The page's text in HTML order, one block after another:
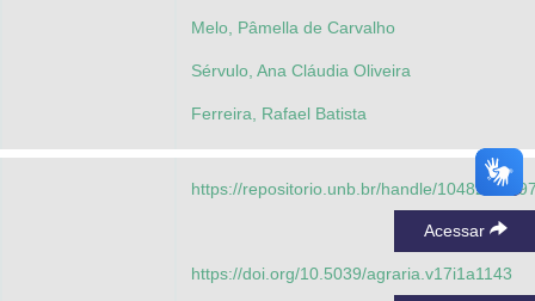
Melo, Pâmella de Carvalho
Sérvulo, Ana Cláudia Oliveira
Ferreira, Rafael Batista
https://repositorio.unb.br/handle/10482/
Acessar
https://doi.org/10.5039/agraria.v17i1a1143